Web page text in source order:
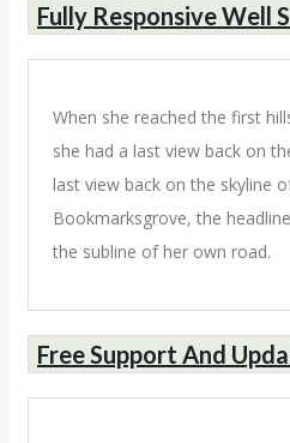
Fully Responsive Well
When she reached the first
she had a last view back on
last view back on the skyline
Bookmarksgrove, the
the subline of her own road.
Free Support And